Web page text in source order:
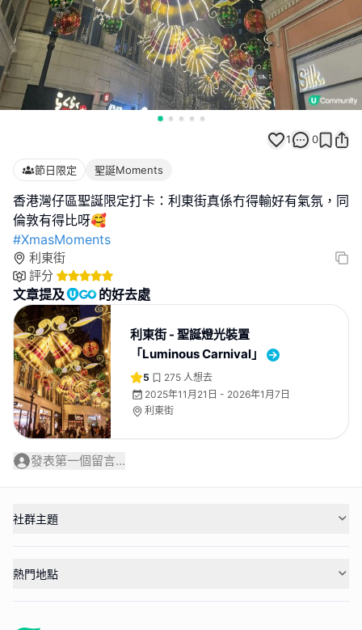
1 0
節日限定 聖誕Moments
香港灣仔區聖誕限定打卡：利東街真係冇得輸好有氣氛，同
#XmasMoments
利東街
評分
文章提及 的好去處
利東街 - 聖誕燈光裝置
「Luminous Carnival」
5 275 人想去
2025年11月21日 - 2026年1月7日
利東街
發表第一個留言...
社群主題
熱門地點